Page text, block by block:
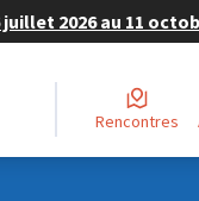
2026 au 11
Rencontres